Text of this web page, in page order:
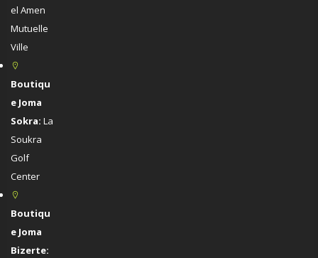
el Amen
Mutuelle
Ville
Boutiqu
e Joma
Sokra: La
Soukra
Golf
Center
Boutiqu
e Joma
Bizerte: